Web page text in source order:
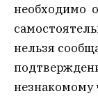
необходимо
нельзя
незнакомому